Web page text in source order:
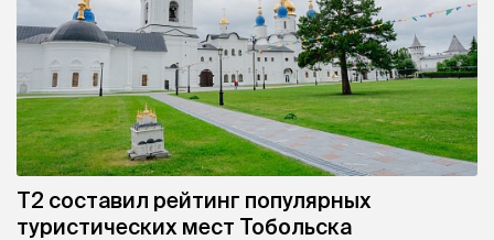
Т2 составил рейтинг популярных
туристических мест Тобольска